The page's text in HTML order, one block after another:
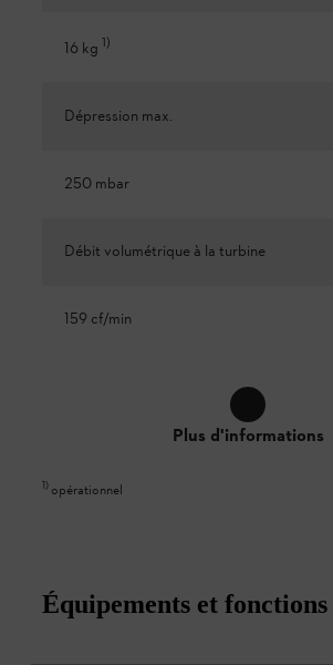
16 kg 1)
Dépression max.
250 mbar
Débit volumétrique à la turbine
159 cf/min
Plus d'informations
1) opérationnel
Équipements et fonctions